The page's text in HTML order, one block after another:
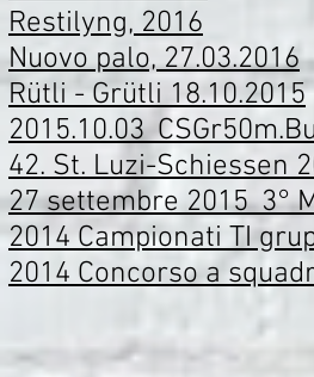
Restilyng, 2016
Nuovo palo, 27.03.2016
Rütli - Grütli 18.10.2015
42. St. Luzi-Schiessen
27 settembre 2015_3°
2014 Campionati TI
2014 Concorso a